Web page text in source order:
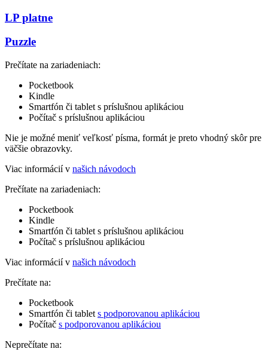
LP platne
Puzzle
Prečítate na zariadeniach:
Pocketbook
Kindle
Smartfón či tablet s príslušnou aplikáciou
Počítač s príslušnou aplikáciou
Nie je možné meniť veľkosť písma, formát je preto vhodný skôr pre
väčšie obrazovky.
Viac informácií v našich návodoch
Prečítate na zariadeniach:
Pocketbook
Kindle
Smartfón či tablet s príslušnou aplikáciou
Počítač s príslušnou aplikáciou
Viac informácií v našich návodoch
Prečítate na:
Pocketbook
Smartfón či tablet s podporovanou aplikáciou
Počítač s podporovanou aplikáciou
Neprečítate na: